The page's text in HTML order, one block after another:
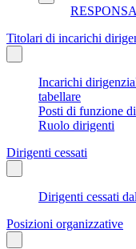
Titolari di incarichi
Incarichi
tabellare
Posti di funzione
Ruolo dirigenti
Dirigenti cessati
Dirigenti cessati
Posizioni organizzative